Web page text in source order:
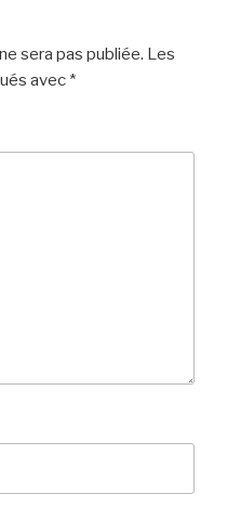
sera pas publiée. Les
avec *